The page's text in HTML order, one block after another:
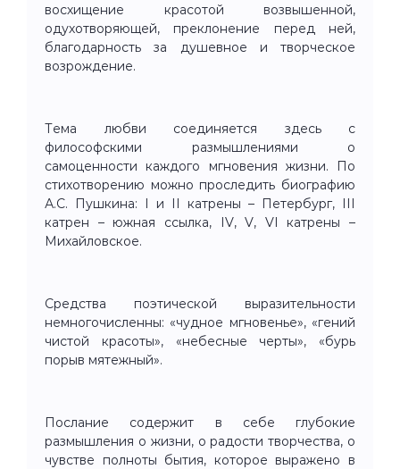
восхищение красотой возвышенной,
одухотворяющей, преклонение перед ней,
благодарность за душевное и творческое
возрождение.
Тема любви соединяется здесь с
философскими размышлениями о
самоценности каждого мгновения жизни. По
стихотворению можно проследить биографию
А.С. Пушкина: I и II катрены – Петербург, III
катрен – южная ссылка, IV, V, VI катрены –
Михайловское.
Средства поэтической выразительности
немногочисленны: «чудное мгновенье», «гений
чистой красоты», «небесные черты», «бурь
порыв мятежный».
Послание содержит в себе глубокие
размышления о жизни, о радости творчества, о
чувстве полноты бытия, которое выражено в